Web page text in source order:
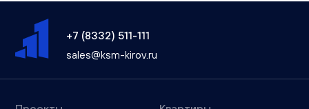
+7 (8332) 511-111
sales@ksm-kirov.ru